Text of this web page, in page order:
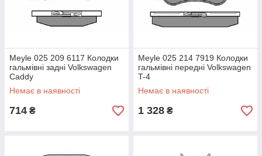
Meyle 025 209 6117 Колодки
гальмівні задні Volkswagen
Caddy
Немає в наявності
714 ₴
Meyle 025 214 7919 Колодки
гальмівні передні Volkswagen
T-4
Немає в наявності
1 328 ₴